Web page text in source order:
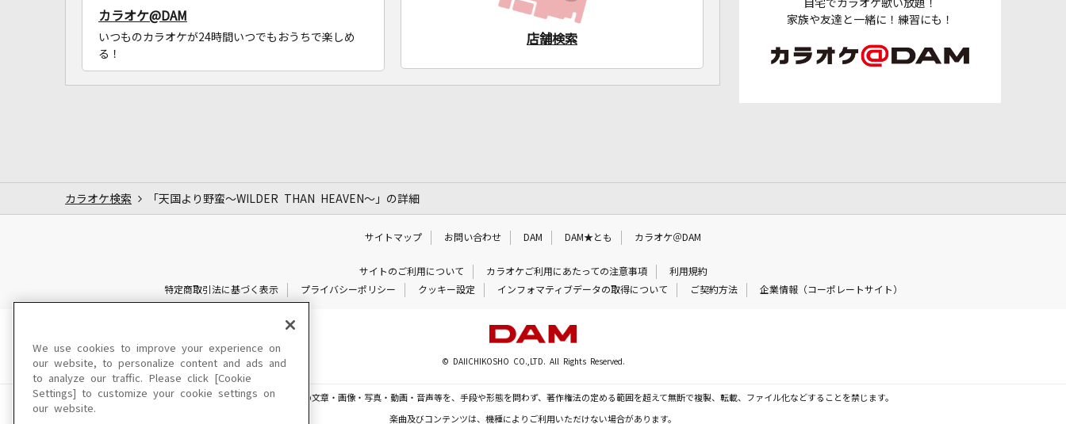
自宅でカラオケ歌い放題！
家族や友達と一緒に！練習にも！
カラオケ@DAM
いつものカラオケが24時間いつでもおうちで楽しめ
る！
店舗検索
カラオケ検索 「天国より野蛮～WILDER THAN HEAVEN～」の詳細
サイトマップ お問い合わせ DAM DAM★とも カラオケ＠DAM
サイトのご利用について カラオケご利用にあたっての注意事項
利用規約
特定商取引法に基づく表示
プライバシーポリシー クッキー設定 インフォマティブデータの取得について ご契約方法 企業情報（コーポレートサイト）
© DAIICHIKOSHO CO.,LTD. All Rights Reserved.
このサイトに掲載されている一切の文章・画像・写真・動画・音声等を、手段や形態を問わず、著作権法の定める範囲を超えて無断で複製、転載、ファイル化などすることを禁じます。
楽曲及びコンテンツは、機種によりご利用いただけない場合があります。
We use cookies to improve your experience on
our website, to personalize content and ads and
to analyze our traffic. Please click [Cookie
Settings] to customize your cookie settings on
our website.